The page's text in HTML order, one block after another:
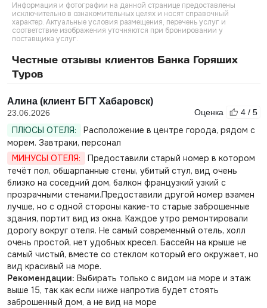
Информация и фотографии на данной странице предоставлены
исключительно в ознакомительных целях и носят справочный
характер. Актуальные условия размещения, перечень услуг и
соответствие изображения уточняются при бронировании у
поставщика услуг.
Честные отзывы клиентов Банка Горящих
Туров
Алина (клиент БГТ Хабаровск)
23.06.2026 Оценка 4 / 5
ПЛЮСЫ ОТЕЛЯ:
Расположение в центре города, рядом с
морем. Завтраки, персонал
МИНУСЫ ОТЕЛЯ:
Предоставили старый номер в котором
течёт пол, обшарпанные стены, убитый стул, вид очень
близко на соседний дом, балкон французкий узкий с
прозрачными стенами.Предоставили другой номер взамен
лучше, но с одной стороны какие-то старые заброшенные
здания, портит вид из окна. Каждое утро ремонтировали
дорогу вокруг отеля. Не самый современный отель, холл
очень простой, нет удобных кресел. Бассейн на крыше не
самый чистый, вместе со стеклом который его окружает, но
вид красивый на море.
Рекомендации: Выбирать только с видом на море и этаж
выше 15, так как если ниже напротив будет стоять
заброшенный дом, а не вид на море